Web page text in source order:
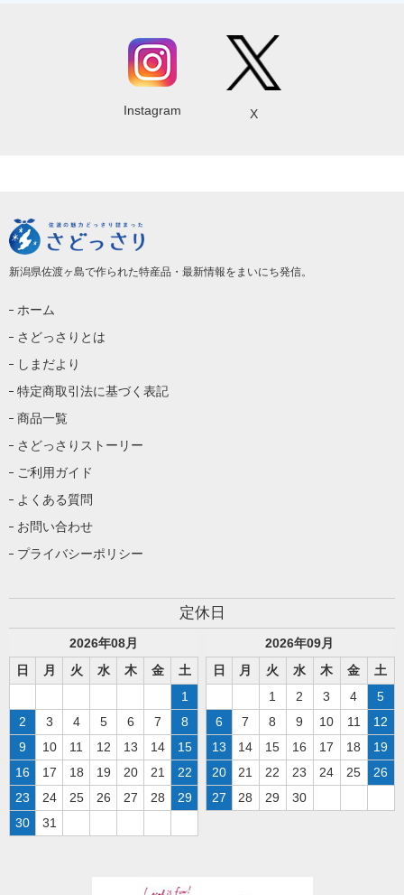
Instagram X
新潟県佐渡ヶ島で作られた特産品・最新情報をまいにち発信。
ホーム
さどっさりとは
しまだより
特定商取引法に基づく表記
商品一覧
さどっさりストーリー
ご利用ガイド
よくある質問
お問い合わせ
プライバシーポリシー
定休日
2026年08月
日
月 火 水 木 金
土
1
2
3 4 5 6 7
8
9
10 11 12 13 14
15
16
17 18 19 20 21
22
23
24 25 26 27 28
29
30
31
2026年09月
日
月 火 水 木 金
土
1
2 3 4
5
6
7 8 9 10 11
12
13
14 15 16 17 18
19
20
21 22 23 24 25
26
27
28 29 30